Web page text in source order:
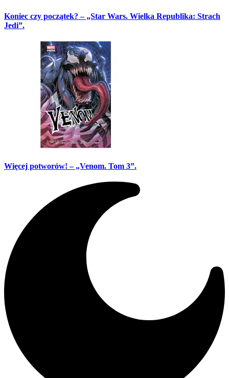
Koniec czy początek? – „Star Wars. Wielka Republika: Strach
Jedi”.
Więcej potworów! – „Venom. Tom 3”.